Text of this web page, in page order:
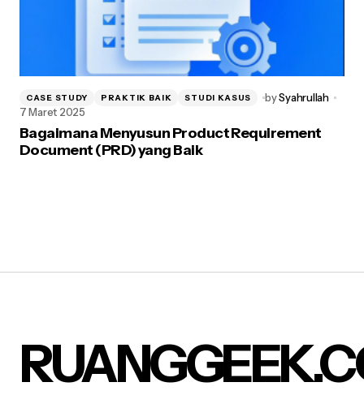
CASE STUDY PRAKTIK BAIK STUDI KASUS bySyahrullah
7 Maret 2025
Bagaimana Menyusun Product Requirement
Document (PRD) yang Baik